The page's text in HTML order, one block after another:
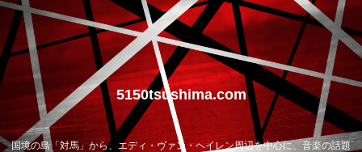
5150tsushima.com
国境の島「対馬」から、エディ・ヴァン・ヘイレン周辺を中心に、音楽の話題